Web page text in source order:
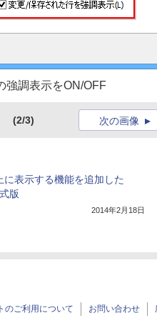
強調表示をON/OFF
(2/3) 次の画像
表示する機能を追加した
版
2014年2月18日
のご利用について お問い合わせ